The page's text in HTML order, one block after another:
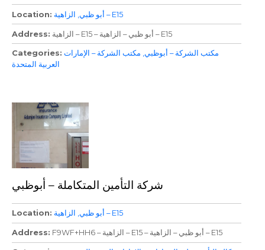
Location أبو ظبي الزاهية – E15
Address الزاهية – E15 – أبو ظبي – الزاهية – E15
Categories مكتب الشركة – أبوظبي مكتب الشركة – الإمارات
العربية المتحدة
شركة التأمين المتكاملة – أبوظبي
Location أبو ظبي الزاهية – E15
Address F9WF+HH6 – الزاهية – E15 – أبو ظبي – الزاهية – E15